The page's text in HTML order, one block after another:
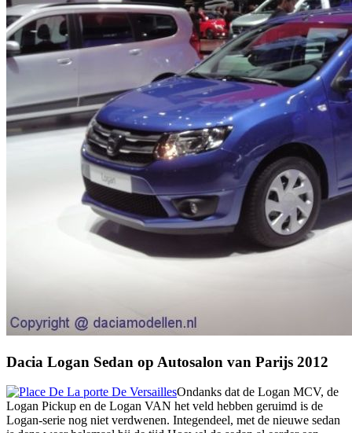
Dacia Logan Sedan op Autosalon van Parijs 2012
Ondanks dat de Logan MCV, de
Logan Pickup en de Logan VAN het veld hebben geruimd is de
Logan-serie nog niet verdwenen. Integendeel, met de nieuwe sedan